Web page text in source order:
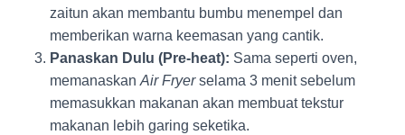
zaitun akan membantu bumbu menempel dan
memberikan warna keemasan yang cantik.
Panaskan Dulu (Pre-heat): Sama seperti oven,
memanaskan Air Fryerselama 3 menit sebelum
memasukkan makanan akan membuat tekstur
makanan lebih garing seketika.